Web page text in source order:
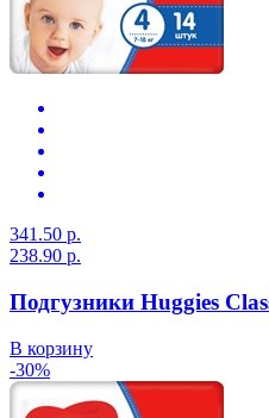
341.50 р.
238.90 р.
Подгузники Huggies
В корзину
-30%